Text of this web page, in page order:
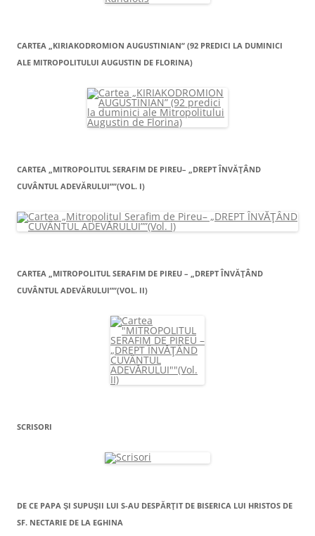
CARTEA „KIRIAKODROMION AUGUSTINIAN” (92 PREDICI LA DUMINICI
ALE MITROPOLITULUI AUGUSTIN DE FLORINA)
CARTEA „MITROPOLITUL SERAFIM DE PIREU– „DREPT ÎNVĂŢÂND
CUVÂNTUL ADEVĂRULUI””(VOL. I)
CARTEA „MITROPOLITUL SERAFIM DE PIREU – „DREPT ÎNVĂŢÂND
CUVÂNTUL ADEVĂRULUI””(VOL. II)
SCRISORI
DE CE PAPA ŞI SUPUŞII LUI S-AU DESPĂRŢIT DE BISERICA LUI HRISTOS DE
SF. NECTARIE DE LA EGHINA